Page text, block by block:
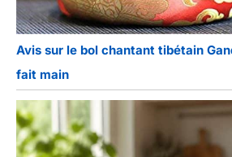
Avis sur le bol chantant tibétain
fait main